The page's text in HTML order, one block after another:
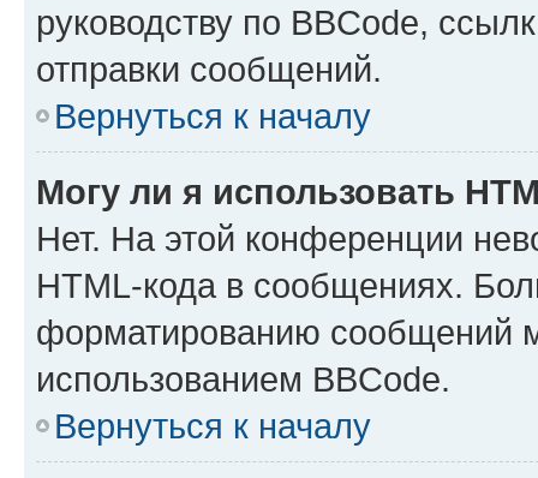
руководству по BBCode,
отправки сообщений.
Вернуться к началу
Могу ли я использовать
Нет. На этой конференции
HTML-кода в сообщениях.
форматированию сообщений
использованием BBCode.
Вернуться к началу